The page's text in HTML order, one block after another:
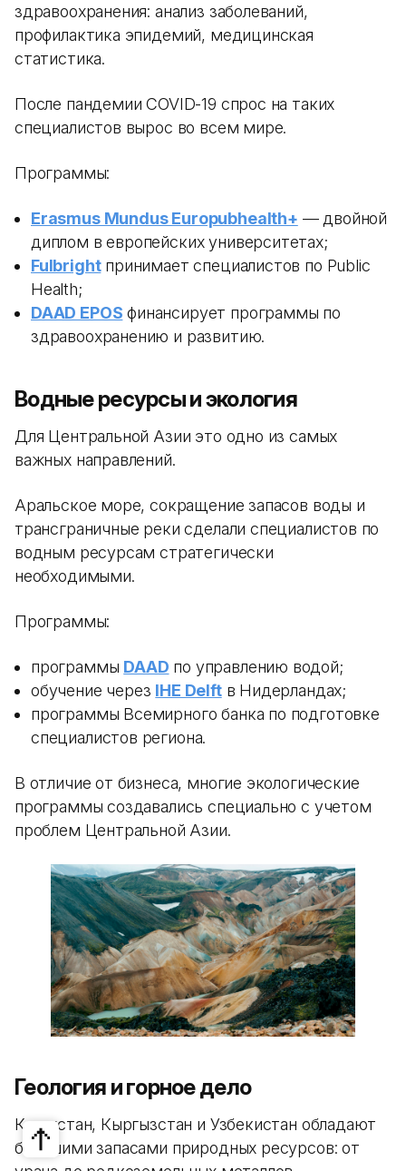
здравоохранения: анализ заболеваний,
профилактика эпидемий, медицинская
статистика.
После пандемии COVID-19 спрос на таких
специалистов вырос во всем мире.
Программы:
Erasmus Mundus Europubhealth+ — двойной
диплом в европейских университетах;
Fulbrightпринимает специалистов по Public
Health;
DAAD EPOS финансирует программы по
здравоохранению и развитию.
Водные ресурсы и экология
Для Центральной Азии это одно из самых
важных направлений.
Аральское море, сокращение запасов воды и
трансграничные реки сделали специалистов по
водным ресурсам стратегически
необходимыми.
Программы:
программы DAAD по управлению водой;
обучение через IHE Delftв Нидерландах;
программы Всемирного банка по подготовке
специалистов региона.
В отличие от бизнеса, многие экологические
программы создавались специально с учетом
проблем Центральной Азии.
Геология и горное дело
Казахстан, Кыргызстан и Узбекистан обладают
большими запасами природных ресурсов: от